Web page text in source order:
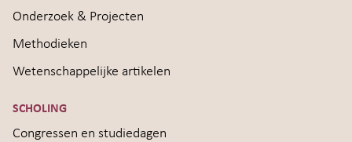
Onderzoek & Projecten
Methodieken
Wetenschappelijke artikelen
SCHOLING
Congressen en studiedagen